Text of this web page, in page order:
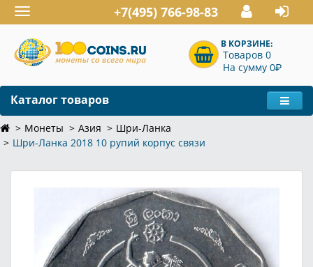
Toggle
navigation
+7(495) 766-98-83
В КОРЗИНЕ:
Товаров 0
На сумму 0P
Каталог товаров
Монеты Азия
Шри-Ланка
Шри-Ланка 2018 10 рупий корпус связи